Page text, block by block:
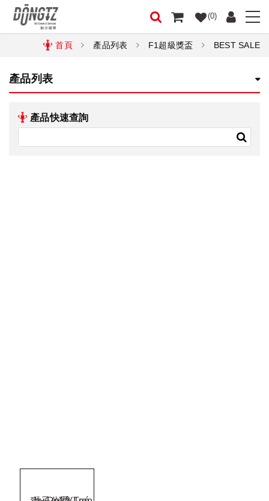
(0)
首頁 產品列表 F1超級獎盃 BEST SALE
產品列表
產品快速查詢